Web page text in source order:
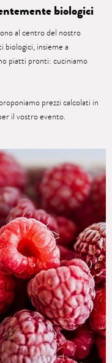
biologici
al centro del nostro
insieme a
piatti pronti: cuciniamo
prezzi calcolati in
il vostro evento.